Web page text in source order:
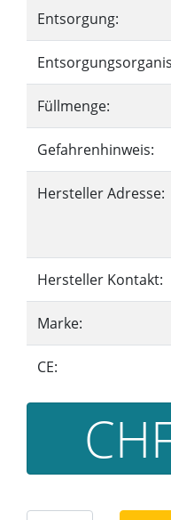
Entsorgung:
Füllmenge:
Gefahrenhinweis:
Hersteller Adresse:
Hersteller Kontakt:
Marke:
CE: